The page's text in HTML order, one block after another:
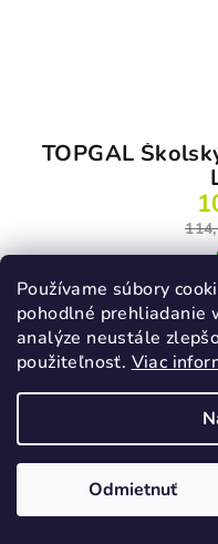
Používame súbory
pohodlné prehliadanie
analýze neustále
použiteľnosť. Viac
Odmietnuť
TOPGAL